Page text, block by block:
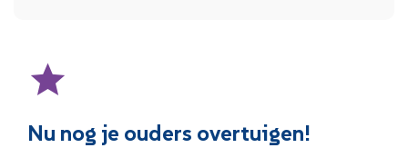
Nu nog je ouders overtuigen!